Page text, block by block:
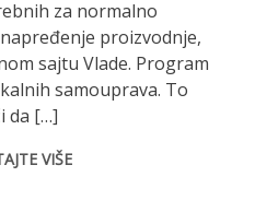
za normalno
proizvodnje,
sajtu Vlade. Program
samouprava. To
da […]
VIŠE